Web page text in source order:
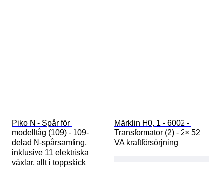
Piko N - Spår för
modelltåg (109) - 109-
delad N-spårsamling,
inklusive 11 elektriska
växlar, allt i toppskick
Märklin H0, 1 - 6002 -
Transformator (2) - 2× 52
VA kraftförsörjning